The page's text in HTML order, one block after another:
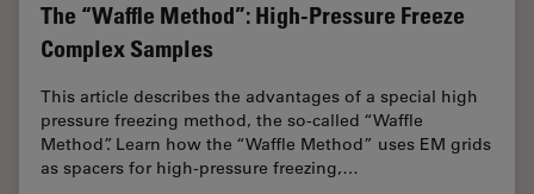
The “Waffle Method”: High-Pressure Freeze
Complex Samples
This article describes the advantages of a special high
pressure freezing method, the so-called “Waffle
Method”. Learn how the “Waffle Method” uses EM grids
as spacers for high-pressure freezing,…